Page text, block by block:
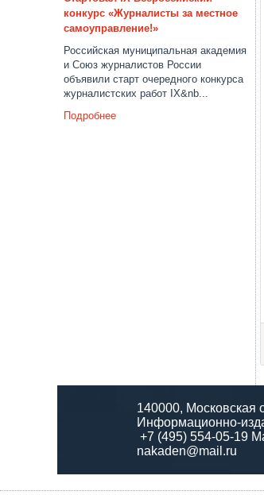
конкурс «Журналисты за местное
самоуправление!»
Российская муниципальная академия
и Союз журналистов России
объявили старт очередного конкурса
журналистских работ IX&nb...
Подробнее
140000, Московская
Информационно-
+7 (495) 554-05-19
nakaden@mail.ru